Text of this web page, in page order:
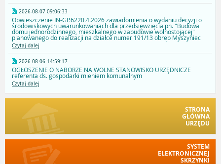
2026-08-07 09:06:33
Obwieszczenie IN-GP.6220.4.2026 zawiadomienia o wydaniu decyzji o
środowiskowych uwarunkowaniach dla przedsięwzięcia pn. "Budowa
domu jednorodzinnego, mieszkalnego w zabudowie wolnostojącej"
planowanego do realizacji na działce numer 191/13 obręb Myszyniec
Czytaj dalej
2026-08-06 14:59:17
OGŁOSZENIE O NABORZE NA WOLNE STANOWISKO URZĘDNICZE
referenta ds. gospodarki mieniem komunalnym
Czytaj dalej
STRONA
GŁÓWNA
URZĘDU
SYSTEM
ELEKTRONICZNEJ
SKRZYNKI